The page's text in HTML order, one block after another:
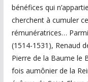
bénéfices qui
cherchent à cumuler
rémunératrices…
(1514-1531), Renaud
Pierre de la Baume le
fois aumônier de la